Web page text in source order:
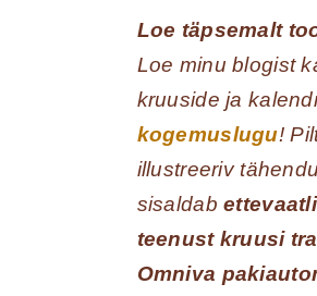
Loe täpsemalt
Loe minu blogist
kruuside ja
kogemuslugu!
illustreeriv
sisaldab
teenust kruusi
Omniva